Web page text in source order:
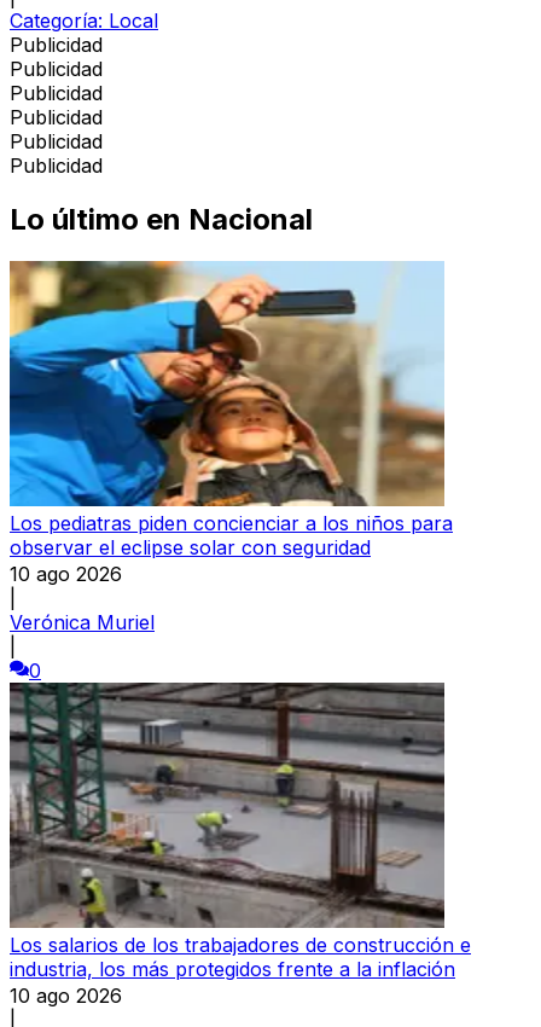
Categoría: Local
Publicidad
Publicidad
Publicidad
Publicidad
Publicidad
Publicidad
Lo último en Nacional
Los pediatras piden concienciar a los niños para
observar el eclipse solar con seguridad
10 ago 2026
Verónica Muriel
0
Los salarios de los trabajadores de construcción e
industria, los más protegidos frente a la inflación
10 ago 2026